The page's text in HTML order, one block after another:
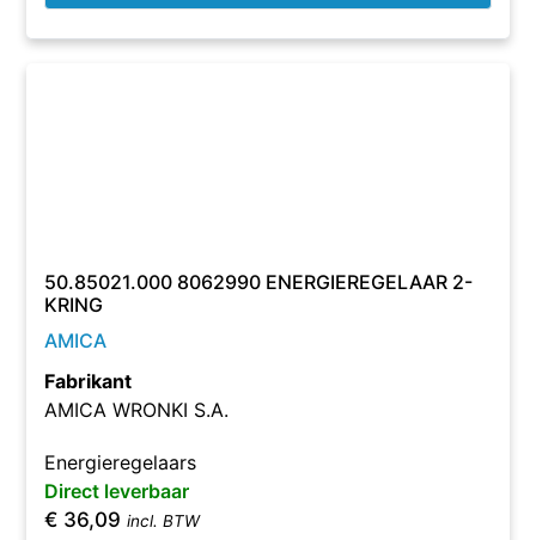
50.85021.000 8062990 ENERGIEREGELAAR 2-
KRING
AMICA
Fabrikant
AMICA WRONKI S.A.
Energieregelaars
Direct leverbaar
€ 36,09 incl. BTW